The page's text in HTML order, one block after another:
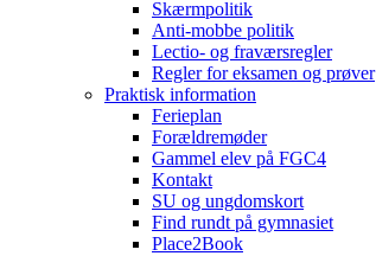
Skærmpolitik
Anti-mobbe politik
Lectio- og fraværsregler
Regler for eksamen og prøver
Praktisk information
Ferieplan
Forældremøder
Gammel elev på FGC4
Kontakt
SU og ungdomskort
Find rundt på gymnasiet
Place2Book